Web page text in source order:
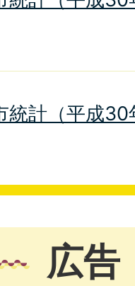
統計（平成
広告